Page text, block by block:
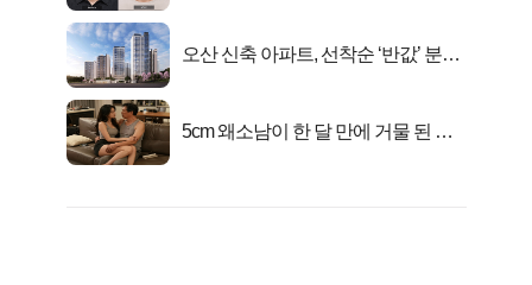
오산 신축 아파트, 선착순 ‘반값’ 분양
5cm 왜소남이 한 달 만에 거물 된 사